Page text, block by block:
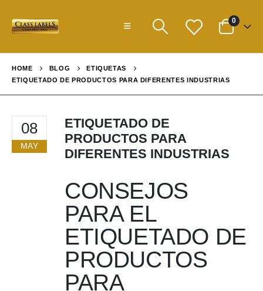
0
HOME BLOG
ETIQUETAS
ETIQUETADO DE PRODUCTOS PARA DIFERENTES INDUSTRIAS
08
MAY
ETIQUETADO DE
PRODUCTOS PARA
DIFERENTES INDUSTRIAS
CONSEJOS
PARA EL
ETIQUETADO DE
PRODUCTOS
PARA